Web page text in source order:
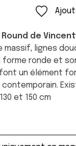
de
massif, lignes
forme ronde et
un élément
et 150 cm